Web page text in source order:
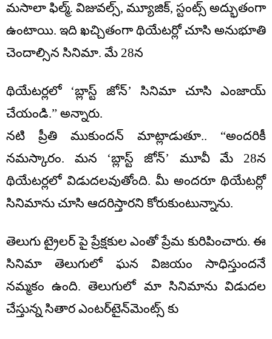
మసాలా ఫిల్మ్. విజువల్స్, మ్యూజిక్, స్టంట్స్ అద్భుతంగా
ఉంటాయి. ఇది ఖచ్చితంగా థియేటర్లో చూసి అనుభూతి
చెందాల్సిన సినిమా. మే 28న
థియేటర్లలో ‘బ్లాస్ట్ జోన్’ సినిమా చూసి ఎంజాయ్
చేయండి.” అన్నారు.
నటి ప్రీతి ముకుందన్ మాట్లాడుతూ.. “అందరికీ
నమస్కారం. మన ‘బ్లాస్ట్ జోన్’ మూవీ మే 28న
థియేటర్లలో విడుదలవుతోంది. మీ అందరూ థియేటర్లో
సినిమాను చూసి ఆదరిస్తారని కోరుకుంటున్నాను.
తెలుగు ట్రైలర్ పై ప్రేక్షకుల ఎంతో ప్రేమ కురిపించారు. ఈ
సినిమా తెలుగులో ఘన విజయం సాధిస్తుందనే
నమ్మకం ఉంది. తెలుగులో మా సినిమాను విడుదల
చేస్తున్న సితార ఎంటర్‌టైన్‌మెంట్స్ కు